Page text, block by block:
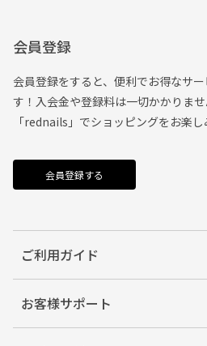
会員登録
会員登録をすると、便利でお得なサ
す！入会金や登録料は一切かかりま
「rednails」でショッピングをお楽し
会員登録する
ご利用ガイド
お客様サポート